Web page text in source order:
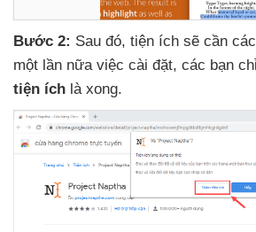
Bước 2: Sau đó, tiện ích sẽ cần
một lần nữa việc cài đặt, các bạn
tiện ích là xong.